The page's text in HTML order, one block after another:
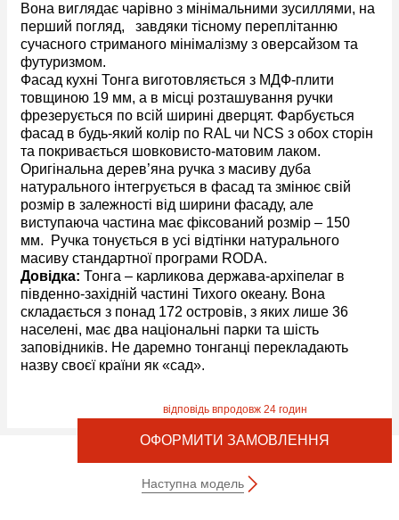
Вона виглядає чарівно з мінімальними зусиллями, на
перший погляд, завдяки тісному переплітанню
сучасного стриманого мінімалізму з оверсайзом та
футуризмом.
Фасад кухні Тонга виготовляється з МДФ-плити
товщиною 19 мм, а в місці розташування ручки
фрезерується по всій ширині дверцят. Фарбується
фасад в будь-який колір по RAL чи NCS з обох сторін
та покривається шовковисто-матовим лаком.
Оригінальна дерев’яна ручка з масиву дуба
натурального інтегрується в фасад та змінює свій
розмір в залежності від ширини фасаду, але
виступаюча частина має фіксований розмір – 150
мм. Ручка тонується в усі відтінки натурального
масиву стандартної програми RODA.
Довідка: Тонга – карликова держава-архіпелаг в
південно-західній частині Тихого океану. Вона
складається з понад 172 островів, з яких лише 36
населені, має два національні парки та шість
заповідників. Не даремно тонганці перекладають
назву своєї країни як «сад».
ОФОРМИТИ ЗАМОВЛЕННЯ
Наступна модель